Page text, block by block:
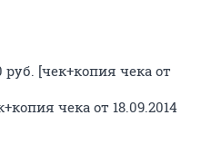
[чек+копия чека от
чека от 18.09.2014